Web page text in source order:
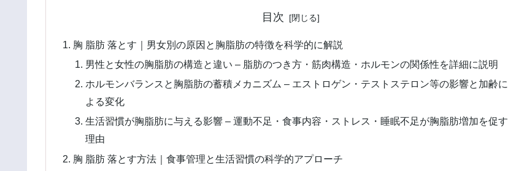
目次
胸 脂肪 落とす｜男女別の原因と胸脂肪の特徴を科学的に解説
男性と女性の胸脂肪の構造と違い – 脂肪のつき方・筋肉構造・ホルモンの関係性を詳細に説明
ホルモンバランスと胸脂肪の蓄積メカニズム – エストロゲン・テストステロン等の影響と加齢に
よる変化
生活習慣が胸脂肪に与える影響 – 運動不足・食事内容・ストレス・睡眠不足が胸脂肪増加を促す
理由
胸 脂肪 落とす方法｜食事管理と生活習慣の科学的アプローチ